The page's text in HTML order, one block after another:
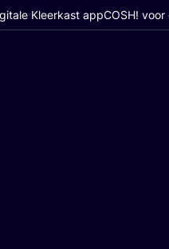
Kleerkast appCOSH!